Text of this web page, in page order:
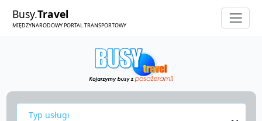
Busy.Travel
MIĘDZYNARODOWY PORTAL TRANSPORTOWY
Typ usługi